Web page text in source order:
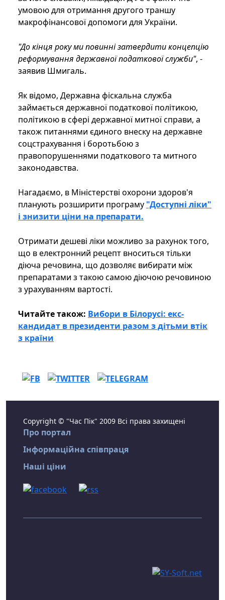
умовою для отримання другого траншу
макрофінансової допомоги для України.
"До кінця року ми повинні затвердити концепцію
реформування державної податкової служби", -
заявив Шмигаль.
Як відомо, Державна фіскальна служба
займається державної податкової політикою,
політикою в сфері державної митної справи, а
також питаннями єдиного внеску на державне
соцстрахування і боротьбою з
правопорушеннями податкового та митного
законодавства.
Нагадаємо, в Міністерстві охорони здоров'я
планують розширити програму "Доступні ліки"
і знизити ціни на препарати.
Отримати дешеві ліки можливо за рахунок того,
що в електронний рецепт вноситься тільки
діюча речовина, що дозволяє вибирати між
препаратами з такою самою діючою речовиною
з урахуванням вартості.
Читайте також: Вибори в Білорусі: екс-
кандидат в президенти разом з дітьми втік
з країни
Copyright © "Час Пік" 2009 Всі права захищені
Про портал
Інформаційна співпраця
Наші ціни